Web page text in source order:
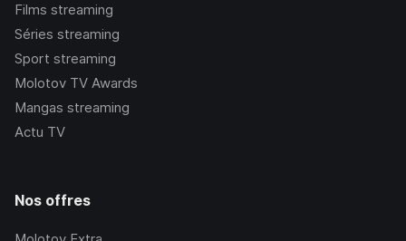
Films streaming
Séries streaming
Sport streaming
Molotov TV Awards
Mangas streaming
Actu TV
Nos offres